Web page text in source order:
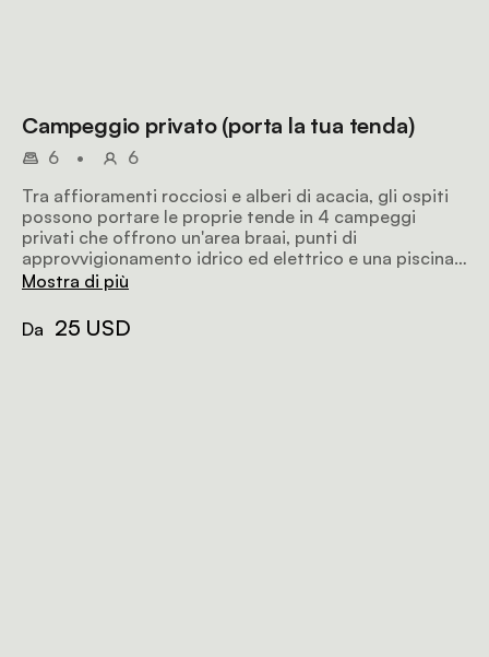
Campeggio privato (porta la tua tenda)
6 •
6
Tra affioramenti rocciosi e alberi di acacia, gli ospiti
possono portare le proprie tende in 4 campeggi
privati che offrono un'area braai, punti di
approvvigionamento idrico ed elettrico e una piscina.
Il tetto del campeggio offre ombra a sufficienza e i
con sciacquone e zona lavaggio.
Mostra di più
Da 25 USD